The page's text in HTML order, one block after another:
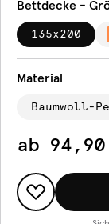
Bettdecke -
135x200
Material
Baumwoll-
ab